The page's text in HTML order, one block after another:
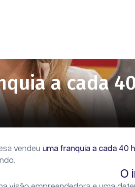
a cada
vendeu uma franquia a cada 40
O